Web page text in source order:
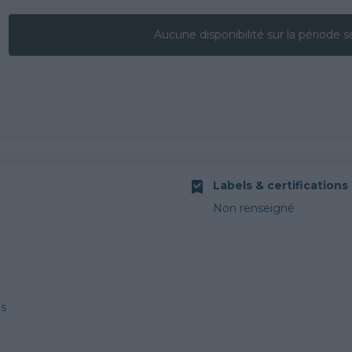
Aucune disponibilité sur la période
Labels & certifications
Non renseigné